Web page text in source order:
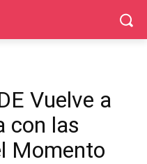
Vuelve a
con las
Momento